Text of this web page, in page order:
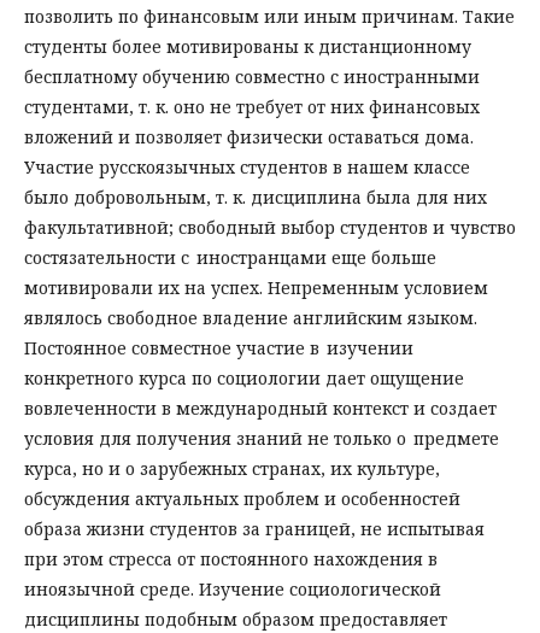
позволить по финансовым или иным причинам. Такие
студенты более мотивированы к дистанционному
бесплатному обучению совместно с иностранными
студентами, т. к. оно не требует от них финансовых
вложений и позволяет физически оставаться дома.
Участие русскоязычных студентов в нашем классе
было добровольным, т. к. дисциплина была для них
факультативной; свободный выбор студентов и чувство
состязательности с иностранцами еще больше
мотивировали их на успех. Непременным условием
являлось свободное владение английским языком.
Постоянное совместное участие в изучении
конкретного курса по социологии дает ощущение
вовлеченности в международный контекст и создает
условия для получения знаний не только о предмете
курса, но и о зарубежных странах, их культуре,
обсуждения актуальных проблем и особенностей
образа жизни студентов за границей, не испытывая
при этом стресса от постоянного нахождения в
иноязычной среде. Изучение социологической
дисциплины подобным образом предоставляет